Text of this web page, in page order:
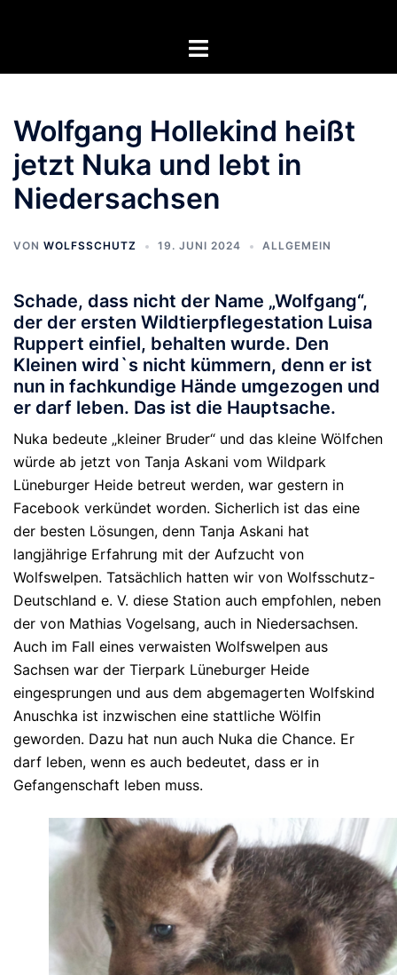
Menü
Wolfgang Hollekind heißt
jetzt Nuka und lebt in
Niedersachsen
VON WOLFSSCHUTZ 19. JUNI 2024 ALLGEMEIN
Schade, dass nicht der Name „Wolfgang“,
der der ersten Wildtierpflegestation Luisa
Ruppert einfiel, behalten wurde. Den
Kleinen wird`s nicht kümmern, denn er ist
nun in fachkundige Hände umgezogen und
er darf leben. Das ist die Hauptsache.
Nuka bedeute „kleiner Bruder“ und das kleine Wölfchen
würde ab jetzt von Tanja Askani vom Wildpark
Lüneburger Heide betreut werden, war gestern in
Facebook verkündet worden. Sicherlich ist das eine
der besten Lösungen, denn Tanja Askani hat
langjährige Erfahrung mit der Aufzucht von
Wolfswelpen. Tatsächlich hatten wir von Wolfsschutz-
Deutschland e. V. diese Station auch empfohlen, neben
der von Mathias Vogelsang, auch in Niedersachsen.
Auch im Fall eines verwaisten Wolfswelpen aus
Sachsen war der Tierpark Lüneburger Heide
eingesprungen und aus dem abgemagerten Wolfskind
Anuschka ist inzwischen eine stattliche Wölfin
geworden. Dazu hat nun auch Nuka die Chance. Er
darf leben, wenn es auch bedeutet, dass er in
Gefangenschaft leben muss.